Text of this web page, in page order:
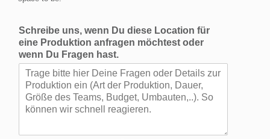
Schreibe uns, wenn Du diese Location für
eine Produktion anfragen möchtest oder
wenn Du Fragen hast.